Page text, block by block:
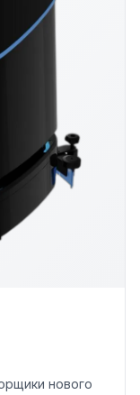
нового